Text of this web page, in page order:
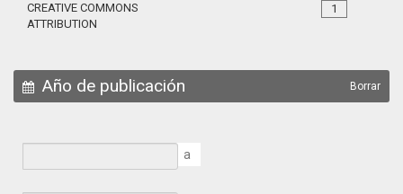
1
CREATIVE COMMONS
ATTRIBUTION
Año de publicación Borrar
a